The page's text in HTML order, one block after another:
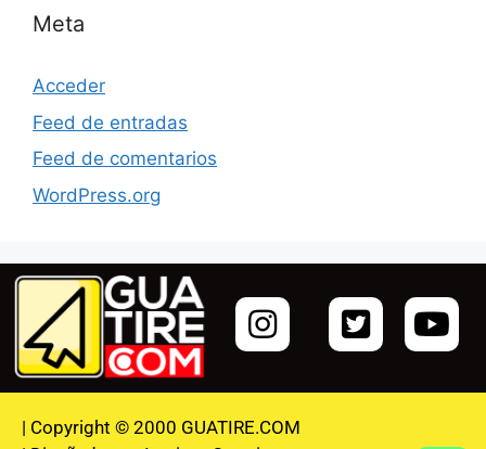
Meta
Acceder
Feed de entradas
Feed de comentarios
WordPress.org
| Copyright © 2000 GUATIRE.COM